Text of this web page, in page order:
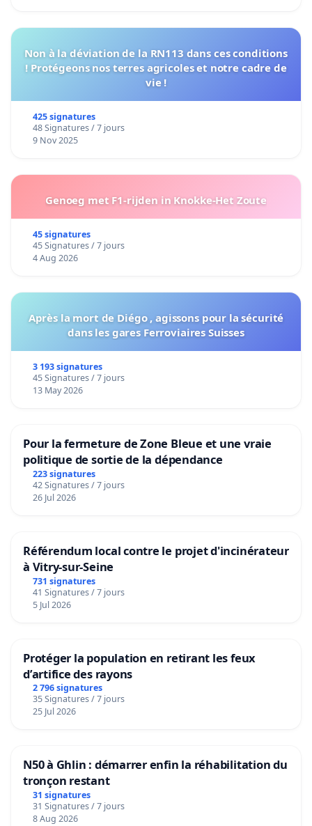
Non à la déviation de la RN113 dans ces conditions
! Protégeons nos terres agricoles et notre cadre de
vie !
425 signatures
48 Signatures / 7 jours
9 Nov 2025
Genoeg met F1-rijden in Knokke-Het Zoute
45 signatures
45 Signatures / 7 jours
4 Aug 2026
Après la mort de Diégo , agissons pour la sécurité
dans les gares Ferroviaires Suisses
3 193 signatures
45 Signatures / 7 jours
13 May 2026
Pour la fermeture de Zone Bleue et une vraie
politique de sortie de la dépendance
223 signatures
42 Signatures / 7 jours
26 Jul 2026
Référendum local contre le projet d'incinérateur
à Vitry-sur-Seine
731 signatures
41 Signatures / 7 jours
5 Jul 2026
Protéger la population en retirant les feux
d’artifice des rayons
2 796 signatures
35 Signatures / 7 jours
25 Jul 2026
N50 à Ghlin : démarrer enfin la réhabilitation du
tronçon restant
31 signatures
31 Signatures / 7 jours
8 Aug 2026